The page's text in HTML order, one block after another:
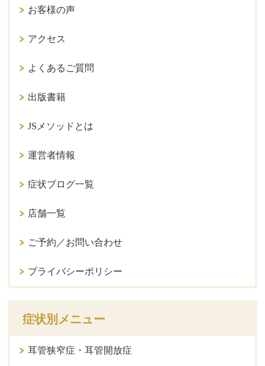
お客様の声
アクセス
よくあるご質問
出版書籍
JSメソッドとは
運営者情報
症状ブログ一覧
店舗一覧
ご予約／お問い合わせ
プライバシーポリシー
症状別メニュー
耳管狭窄症・耳管開放症